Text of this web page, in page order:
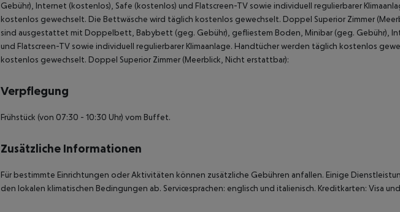
Gebühr), Internet (kostenlos), Safe (kostenlos) und Flatscreen-TV sowie individuell regulierbarer
kostenlos gewechselt. Die Bettwäsche wird täglich kostenlos gewechselt. Doppel Superior Zimmer
sind ausgestattet mit Doppelbett, Babybett (geg. Gebühr), gefliestem Boden, Minibar (geg. Gebühr),
und Flatscreen-TV sowie individuell regulierbarer Klimaanlage. Handtücher werden täglich kostenlos
kostenlos gewechselt. Doppel Superior Zimmer (Meerblick, Nicht erstattbar):
Verpflegung
Frühstück (von 07:30 - 10:30 Uhr) vom Buffet.
Zusätzliche Informationen
Für bestimmte Einrichtungen oder Aktivitäten können zusätzliche Gebühren anfallen. Einige
den lokalen klimatischen Bedingungen ab. Servicesprachen: englisch und italienisch. Kreditkarten: Visa